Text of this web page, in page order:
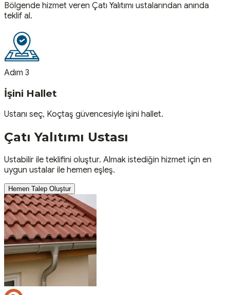
Bölgende hizmet veren Çatı Yalıtımı ustalarından anında
teklif al.
Adım 3
İşini Hallet
Ustanı seç, Koçtaş güvencesiyle işini hallet.
Çatı Yalıtımı Ustası
Ustabilir ile teklifini oluştur. Almak istediğin hizmet için en
uygun ustalar ile hemen eşleş.
Hemen Talep Oluştur